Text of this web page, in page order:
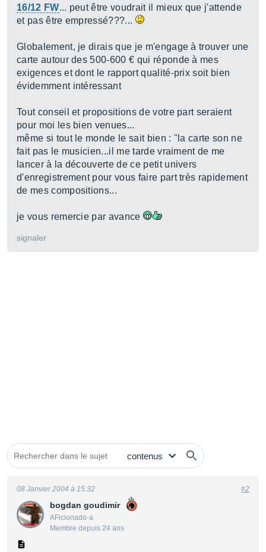
16/12 FW... peut être voudrait il mieux que j'attende
et pas être empressé???...
Globalement, je dirais que je m'engage à trouver une
carte autour des 500-600 € qui réponde à mes
exigences et dont le rapport qualité-prix soit bien
évidemment intéressant
Tout conseil et propositions de votre part seraient
pour moi les bien venues...
même si tout le monde le sait bien : "la carte son ne
fait pas le musicien...il me tarde vraiment de me
lancer à la découverte de ce petit univers
d'enregistrement pour vous faire part très rapidement
de mes compositions...
je vous remercie par avance
signaler
bogdan goudimir
AFicionado·a
Membre depuis 24 ans
08 Janvier 2004 à 15:32 #2